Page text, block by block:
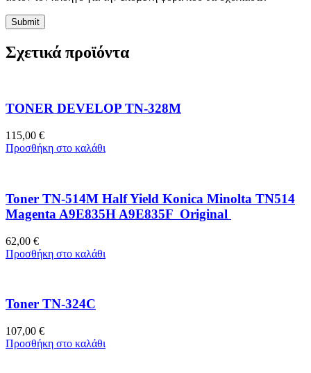
Σχετικά προϊόντα
TONER DEVELOP TN-328M
115,00 €
Προσθήκη στο καλάθι
Toner TN-514M Half Yield Konica Minolta TN514
Magenta A9E835H A9E835F Original
62,00 €
Προσθήκη στο καλάθι
Toner TN-324C
107,00 €
Προσθήκη στο καλάθι